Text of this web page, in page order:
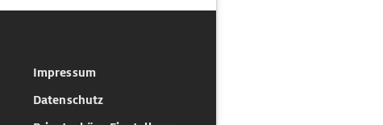
Impressum
Datenschutz